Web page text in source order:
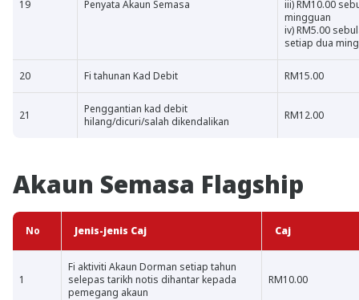
19 Penyata Akaun Semasa
iii) RM10.00
mingguan
iv) RM5.00
setiap dua
20 Fi tahunan Kad Debit RM15.00
21
Penggantian kad debit
hilang/dicuri/salah dikendalikan
RM12.00
Akaun Semasa Flagship
No Jenis-jenis Caj Caj
1
Fi aktiviti Akaun Dorman setiap tahun
selepas tarikh notis dihantar kepada
pemegang akaun
RM10.00